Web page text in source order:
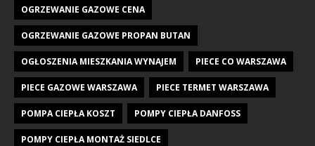
OGRZEWANIE GAZOWE CENA
OGRZEWANIE GAZOWE PROPAN BUTAN
OGŁOSZENIA MIESZKANIA WYNAJEM PIECE CO WARSZAWA
PIECE GAZOWE WARSZAWA PIECE TERMET WARSZAWA
POMPA CIEPŁA KOSZT POMPY CIEPŁA DANFOSS
POMPY CIEPŁA MONTAŻ SIEDLCE